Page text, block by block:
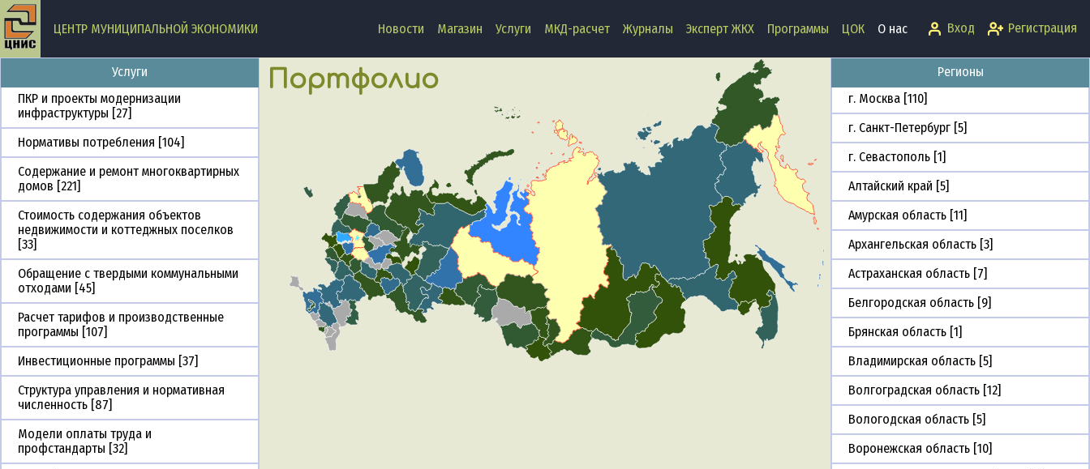
ЦЕНТР МУНИЦИПАЛЬНОЙ ЭКОНОМИКИ Новости Магазин Услуги МКД-расчет Журналы Эксперт ЖКХ Программы ЦОК О нас Вход Регистрация
Портфолио
Услуги
ПКР и проекты модернизации
инфраструктуры [27]
Нормативы потребления [104]
Содержание и ремонт многоквартирных
домов [221]
Стоимость содержания объектов
недвижимости и коттеджных поселков
[33]
Обращение с твердыми коммунальными
отходами [45]
Расчет тарифов и производственные
программы [107]
Инвестиционные программы [37]
Структура управления и нормативная
численность [87]
Модели оплаты труда и
профстандарты [32]
Регионы
г. Москва [110]
г. Санкт-Петербург [5]
г. Севастополь [1]
Алтайский край [5]
Амурская область [11]
Архангельская область [3]
Астраханская область [7]
Белгородская область [9]
Брянская область [1]
Владимирская область [5]
Волгоградская область [12]
Вологодская область [5]
Воронежская область [10]